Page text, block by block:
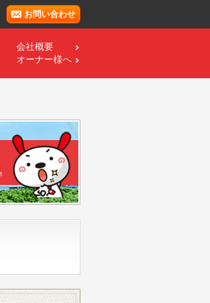
お問い合わせ
会社概要
オーナー様へ